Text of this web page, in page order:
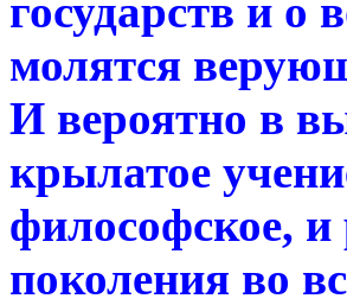
государств и о
молятся
И вероятно в
крылатое
философское, и
поколения во